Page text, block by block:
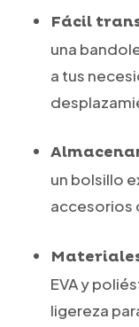
Fácil
una
a tus
un bolsillo
accesorios
EVA y
ligereza